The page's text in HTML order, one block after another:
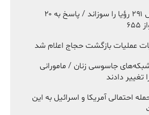
ناو وینسنس ۲۹۱ رؤیا را سوزاند / پاسخ به ۲۰
عملیات بازگشت حجاج اعلام شد
جاسوسی زنان / مامورانی
تغییر دادند
احتمالی آمریکا و اسرائیل به این